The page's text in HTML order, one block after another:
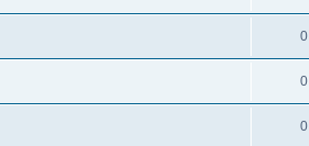
0
0
0